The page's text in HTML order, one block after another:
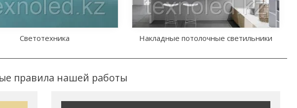
Светотехника Накладные потолочные светильники
правила нашей работы